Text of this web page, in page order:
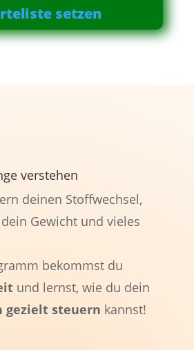
setzen
verstehen
deinen Stoffwechsel,
Gewicht und vieles
bekommst du
und lernst, wie du dein
gezielt steuern kannst!